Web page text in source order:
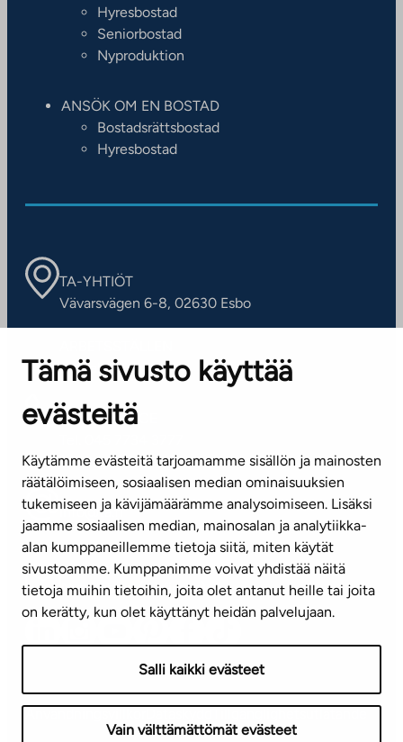
Tämä sivusto käyttää
evästeitä
Käytämme evästeitä tarjoamamme sisällön ja mainosten
räätälöimiseen, sosiaalisen median ominaisuuksien
tukemiseen ja kävijämäärämme analysoimiseen. Lisäksi
jaamme sosiaalisen median, mainosalan ja analytiikka-
alan kumppaneillemme tietoja siitä, miten käytät
sivustoamme. Kumppanimme voivat yhdistää näitä
tietoja muihin tietoihin, joita olet antanut heille tai joita
on kerätty, kun olet käyttänyt heidän palvelujaan.
Salli kaikki evästeet
Vain välttämättömät evästeet
Hyresbostad
Seniorbostad
Nyproduktion
ANSÖK OM EN BOSTAD
Bostadsrättsbostad
Hyresbostad
TA-YHTIÖT
Vävarsvägen 6-8, 02630 Esbo
Kontaktinformation
KUNDSERVICE
(vardagar kl. 8–16)
info@ta.fi
Nyhetsbrev (på finska)